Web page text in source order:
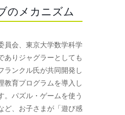
のメカニズム
員会、東京大学数学科学
ありジャグラーとしても
ランクル氏が共同開発し
教育プログラムを導入し
。パズル・ゲームを使う
ど、お子さまが「遊び感